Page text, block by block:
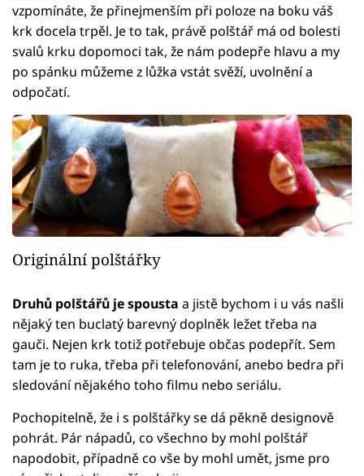
vzpomínáte, že přinejmenším při poloze na boku váš
krk docela trpěl. Je to tak, právě polštář má od bolesti
svalů krku dopomoci tak, že nám podepře hlavu a my
po spánku můžeme z lůžka vstát svěží, uvolnění a
odpočatí.
Originální polštářky
Druhů polštářů je spousta a jistě bychom i u vás našli
nějaký ten buclatý barevný doplněk ležet třeba na
gauči. Nejen krk totiž potřebuje občas podepřít. Sem
tam je to ruka, třeba při telefonování, anebo bedra při
sledování nějakého toho filmu nebo seriálu.
Pochopitelně, že i s polštářky se dá pěkně designově
pohrát. Pár nápadů, co všechno by mohl polštář
napodobit, případně co vše by mohl umět, jsme pro